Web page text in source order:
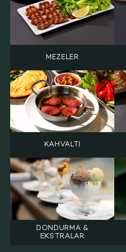
MEZELER
KAHVALTI
DONDURMA &
EKSTRALAR